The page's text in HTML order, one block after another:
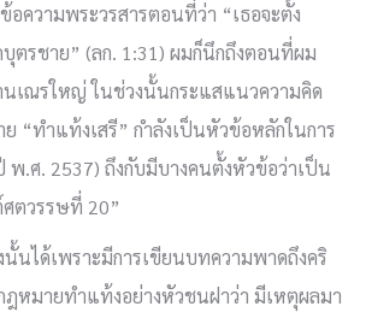
อความพระวรสารตอนที่ว่า “เธอจะตั้ง
ตรชาย” (ลก. 1:31) ผมก็นึกถึงตอนที่ผม
เณรใหญ่ ในช่วงนั้นกระแสแนวความคิด
ย “ทำแท้งเสรี” กำลังเป็นหัวข้อหลักในการ
พ.ศ. 2537) ถึงกับมีบางคนตั้งหัวข้อว่าเป็น
ตวรรษที่ 20”
นั้นได้เพราะมีการเขียนบทความพาดถึงคริ
หมายทำแท้งอย่างหัวชนฝาว่า มีเหตุผลมา